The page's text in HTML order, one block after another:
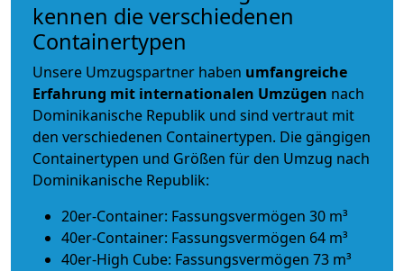
kennen die verschiedenen
Containertypen
Unsere Umzugspartner haben umfangreiche
Erfahrung mit internationalen Umzügen nach
Dominikanische Republik und sind vertraut mit
den verschiedenen Containertypen. Die gängigen
Containertypen und Größen für den Umzug nach
Dominikanische Republik:
20er-Container: Fassungsvermögen 30 m³
40er-Container: Fassungsvermögen 64 m³
40er-High Cube: Fassungsvermögen 73 m³